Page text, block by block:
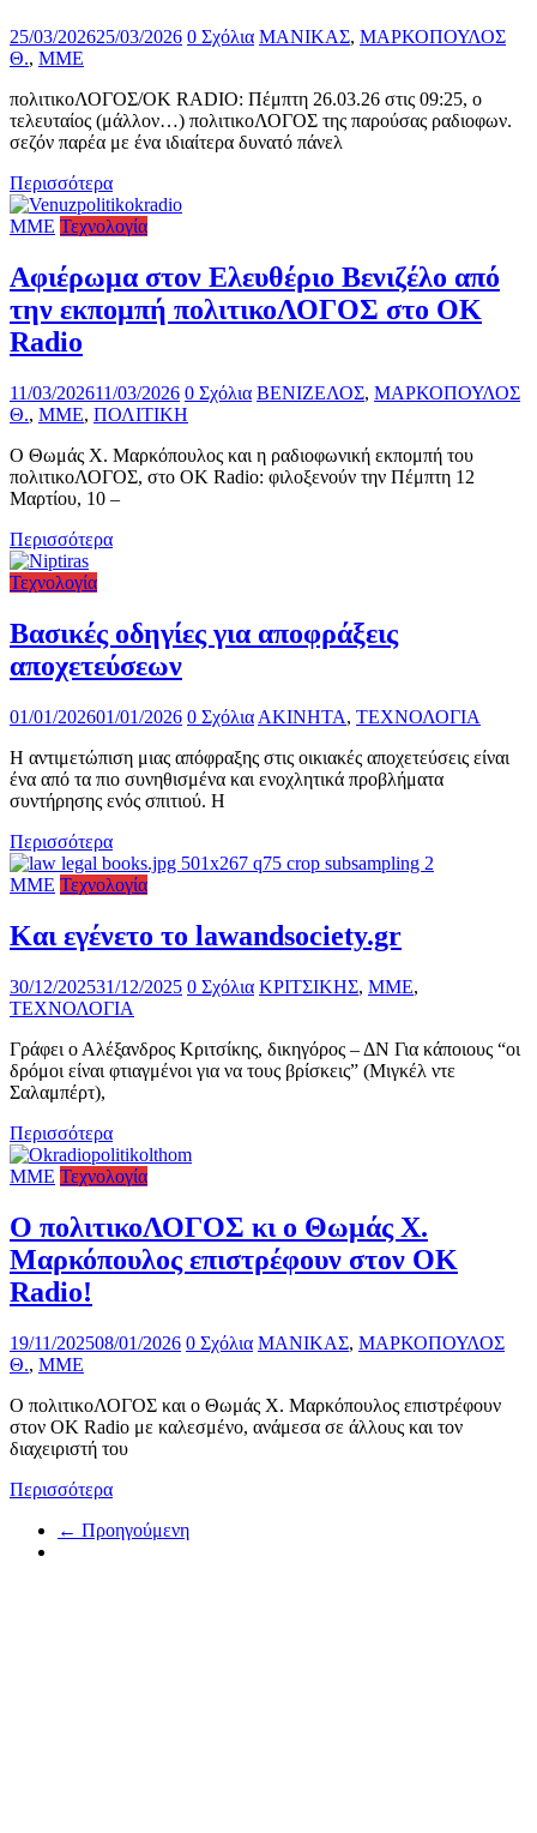
25/03/202625/03/2026 0 Σχόλια ΜΑΝΙΚΑΣ, ΜΑΡΚΟΠΟΥΛΟΣ
Θ., ΜΜΕ
πολιτικοΛΟΓΟΣ/ΟΚ RADIO: Πέμπτη 26.03.26 στις 09:25, ο
τελευταίος (μάλλον…) πολιτικοΛΟΓΟΣ της παρούσας ραδιοφων.
σεζόν παρέα με ένα ιδιαίτερα δυνατό πάνελ
Περισσότερα
ΜΜΕ Τεχνολογία
Αφιέρωμα στον Ελευθέριο Βενιζέλο από
την εκπομπή πολιτικοΛΟΓΟΣ στο ΟΚ
Radio
11/03/202611/03/2026 0 Σχόλια ΒΕΝΙΖΕΛΟΣ, ΜΑΡΚΟΠΟΥΛΟΣ
Θ., ΜΜΕ, ΠΟΛΙΤΙΚΗ
Ο Θωμάς Χ. Μαρκόπουλος και η ραδιοφωνική εκπομπή του
πολιτικοΛΟΓΟΣ, στο ΟΚ Radio: φιλοξενούν την Πέμπτη 12
Μαρτίου, 10 –
Περισσότερα
Τεχνολογία
Βασικές οδηγίες για αποφράξεις
αποχετεύσεων
01/01/202601/01/2026 0 Σχόλια ΑΚΙΝΗΤΑ, ΤΕΧΝΟΛΟΓΙΑ
Η αντιμετώπιση μιας απόφραξης στις οικιακές αποχετεύσεις είναι
ένα από τα πιο συνηθισμένα και ενοχλητικά προβλήματα
συντήρησης ενός σπιτιού. Η
Περισσότερα
ΜΜΕ Τεχνολογία
Kαι εγένετο το lawandsociety.gr
30/12/202531/12/2025 0 Σχόλια ΚΡΙΤΣΙΚΗΣ, ΜΜΕ,
ΤΕΧΝΟΛΟΓΙΑ
Γράφει ο Αλέξανδρος Κριτσίκης, δικηγόρος – ΔΝ Για κάποιους “οι
δρόμοι είναι φτιαγμένοι για να τους βρίσκεις” (Μιγκέλ ντε
Σαλαμπέρτ),
Περισσότερα
ΜΜΕ Τεχνολογία
Ο πολιτικοΛΟΓΟΣ κι ο Θωμάς Χ.
Μαρκόπουλος επιστρέφουν στον OK
Radio!
19/11/202508/01/2026 0 Σχόλια ΜΑΝΙΚΑΣ, ΜΑΡΚΟΠΟΥΛΟΣ
Θ., ΜΜΕ
Ο πολιτικοΛΟΓΟΣ και ο Θωμάς Χ. Μαρκόπουλος επιστρέφουν
στον OK Radio με καλεσμένο, ανάμεσα σε άλλους και τον
διαχειριστή του
Περισσότερα
← Προηγούμενη